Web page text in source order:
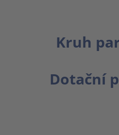
Kruh
Dotační